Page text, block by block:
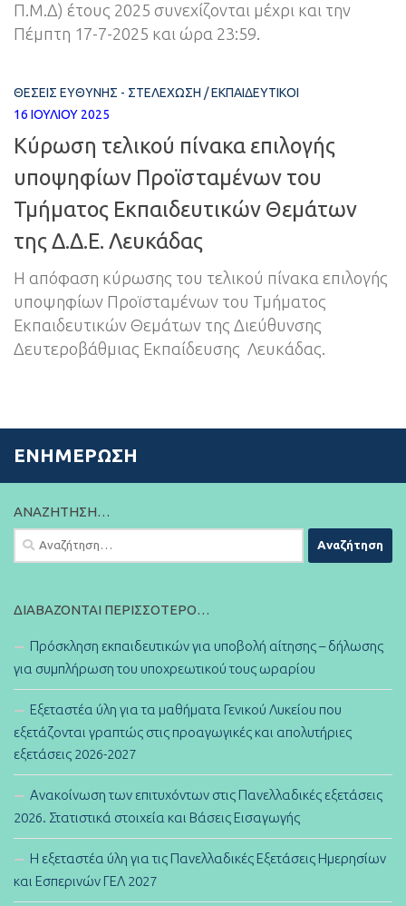
Π.Μ.Δ) έτους 2025 συνεχίζονται μέχρι και την
Πέμπτη 17-7-2025 και ώρα 23:59.
ΘΈΣΕΙΣ ΕΥΘΎΝΗΣ - ΣΤΕΛΈΧΩΣΗ /ΕΚΠΑΙΔΕΥΤΙΚΟΊ
16 ΙΟΥΛΊΟΥ 2025
Κύρωση τελικού πίνακα επιλογής
υποψηφίων Προϊσταμένων του
Τμήματος Εκπαιδευτικών Θεμάτων
της Δ.Δ.Ε. Λευκάδας
Η απόφαση κύρωσης του τελικού πίνακα επιλογής
υποψηφίων Προϊσταμένων του Τμήματος
Εκπαιδευτικών Θεμάτων της Διεύθυνσης
Δευτεροβάθμιας Εκπαίδευσης Λευκάδας.
ΕΝΗΜΈΡΩΣΗ
ΑΝΑΖΉΤΗΣΗ…
Αναζήτηση
για:
ΔΙΑΒΆΖΟΝΤΑΙ ΠΕΡΙΣΣΌΤΕΡΟ…
Πρόσκληση εκπαιδευτικών για υποβολή αίτησης – δήλωσης
για συμπλήρωση του υποχρεωτικού τους ωραρίου
Εξεταστέα ύλη για τα μαθήματα Γενικού Λυκείου που
εξετάζονται γραπτώς στις προαγωγικές και απολυτήριες
εξετάσεις 2026-2027
Ανακοίνωση των επιτυχόντων στις Πανελλαδικές εξετάσεις
2026. Στατιστικά στοιχεία και Βάσεις Εισαγωγής
Η εξεταστέα ύλη για τις Πανελλαδικές Εξετάσεις Ημερησίων
και Εσπερινών ΓΕΛ 2027